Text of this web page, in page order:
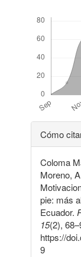
del
Cómo
Coloma
Moreno,
pie: más
Ecuador.
15(2),
https://
9